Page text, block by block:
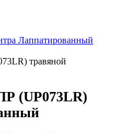
Лаппатированный
травяной
(UP073LR)